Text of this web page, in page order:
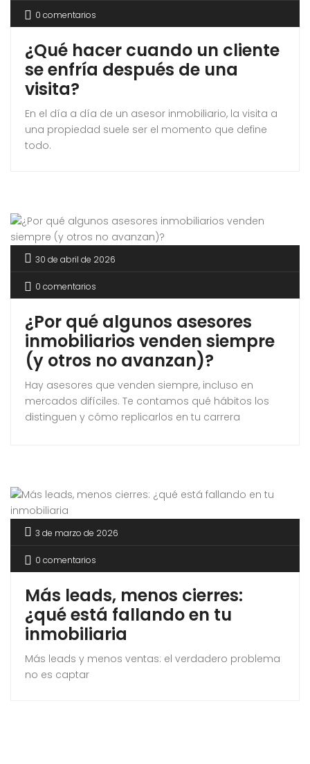
0 comentarios
¿Qué hacer cuando un cliente
se enfría después de una
visita?
En el día a día de un asesor inmobiliario, la visita a
una propiedad suele ser el momento que define
todo.
30 de abril de 2026
0 comentarios
¿Por qué algunos asesores
inmobiliarios venden siempre
(y otros no avanzan)?
Hay asesores que venden siempre, incluso en
mercados difíciles. Te contamos qué hábitos los
distinguen y cómo replicarlos en tu carrera
3 de marzo de 2026
0 comentarios
Más leads, menos cierres:
¿qué está fallando en tu
inmobiliaria
Más leads y menos ventas: el verdadero problema
no es captar